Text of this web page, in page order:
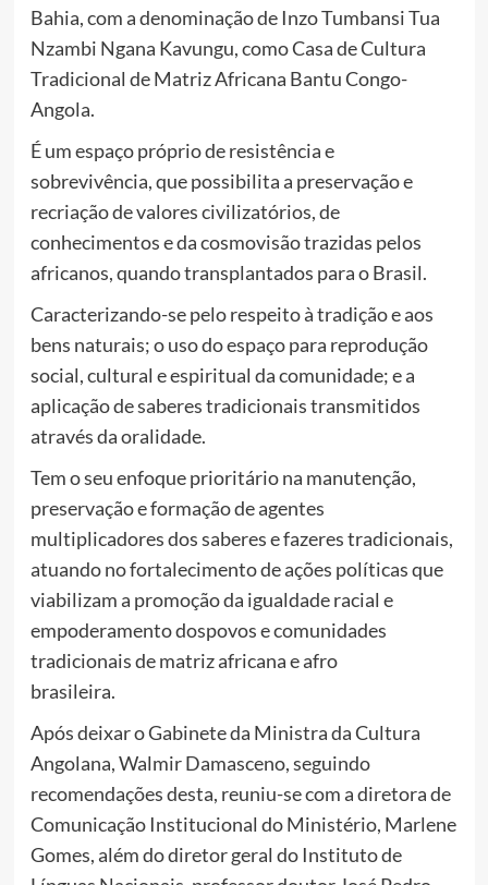
Bahia, com a denominação de Inzo Tumbansi Tua
Nzambi Ngana Kavungu, como Casa de Cultura
Tradicional de Matriz Africana Bantu Congo-
Angola.
É um espaço próprio de resistência e
sobrevivência, que possibilita a preservação e
recriação de valores civilizatórios, de
conhecimentos e da cosmovisão trazidas pelos
africanos, quando transplantados para o Brasil.
Caracterizando-se pelo respeito à tradição e aos
bens naturais; o uso do espaço para reprodução
social, cultural e espiritual da comunidade; e a
aplicação de saberes tradicionais transmitidos
através da oralidade.
Tem o seu enfoque prioritário na manutenção,
preservação e formação de agentes
multiplicadores dos saberes e fazeres tradicionais,
atuando no fortalecimento de ações políticas que
viabilizam a promoção da igualdade racial e
empoderamento dospovos e comunidades
tradicionais de matriz africana e afro
brasileira.
Após deixar o Gabinete da Ministra da Cultura
Angolana, Walmir Damasceno, seguindo
recomendações desta, reuniu-se com a diretora de
Comunicação Institucional do Ministério, Marlene
Gomes, além do diretor geral do Instituto de